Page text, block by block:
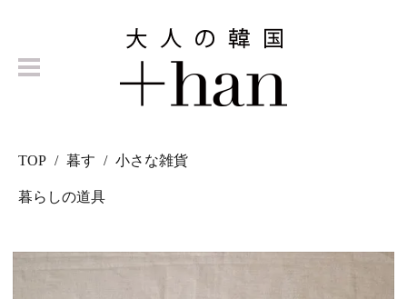
TOP 暮す 小さな雑貨
暮らしの道具